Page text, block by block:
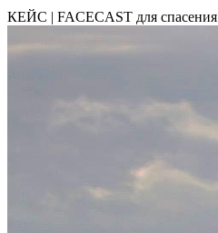
КЕЙС | FACECAST для